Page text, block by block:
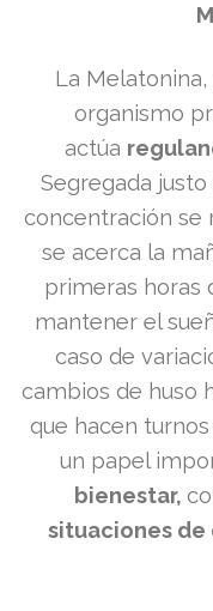
La
organismo
actúa
Segregada
concentración se
se acerca la
primeras horas
mantener el
caso de
cambios de huso
que hacen
un papel
bienestar,
situaciones de